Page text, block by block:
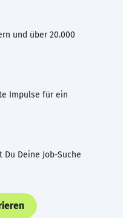
und über 20.000
Impulse für ein
Deine Job-Suche